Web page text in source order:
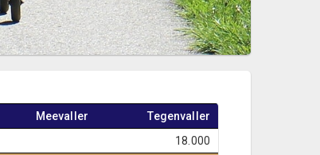
Meevaller
Tegenvaller
18.000